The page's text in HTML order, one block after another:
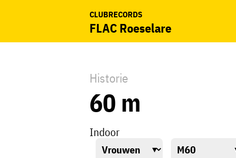
CLUBRECORDS
FLAC Roeselare
Historie
60 m
Indoor